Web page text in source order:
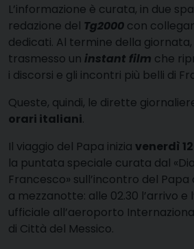
L’informazione è curata, in due
redazione del Tg2000 con
dedicati. Al termine della giornata,
trasmesso un instant film che
i discorsi e gli incontri più belli di
Queste, quindi, le dirette
orari italiani.
Il viaggio del Papa inizia venerdì
la puntata speciale curata dal
Francesco» sull’incontro del Papa
a mezzanotte: alle 02.30 l’arrivo e
ufficiale all’aeroporto
di Città del Messico.